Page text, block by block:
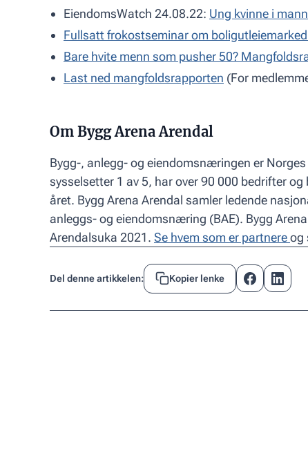
EiendomsWatch 24.08.22: Ung kvinne i
Fullsatt frokostseminar om
Bare hvite menn som pusher 50?
Last ned mangfoldsrapporten (For
Om Bygg Arena Arendal
Bygg-, anlegg- og eiendomsnæringen er
sysselsetter 1 av 5, har over 90 000 bedrifter
året. Bygg Arena Arendal samler ledende
anleggs- og eiendomsnæring (BAE). Bygg
Arendalsuka 2021. Se hvem som er partnereog
Del denne artikkelen: Kopier lenke